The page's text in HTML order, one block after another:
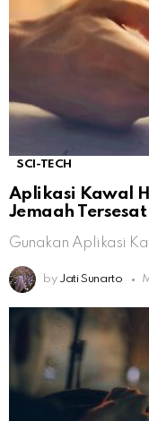
SCI-TECH
Aplikasi Kawal
Jemaah Tersesat
Gunakan Aplikasi
by Jati Sunarto